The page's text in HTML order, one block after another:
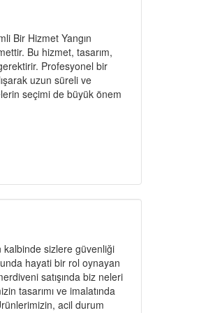
Bir Hizmet Yangın
Bu hizmet, tasarım,
Profesyonel bir
uzun süreli ve
seçimi de büyük önem
kalbinde sizlere güvenliği
hayati bir rol oynayan
satışında biz neleri
tasarımı ve imalatında
acil durum